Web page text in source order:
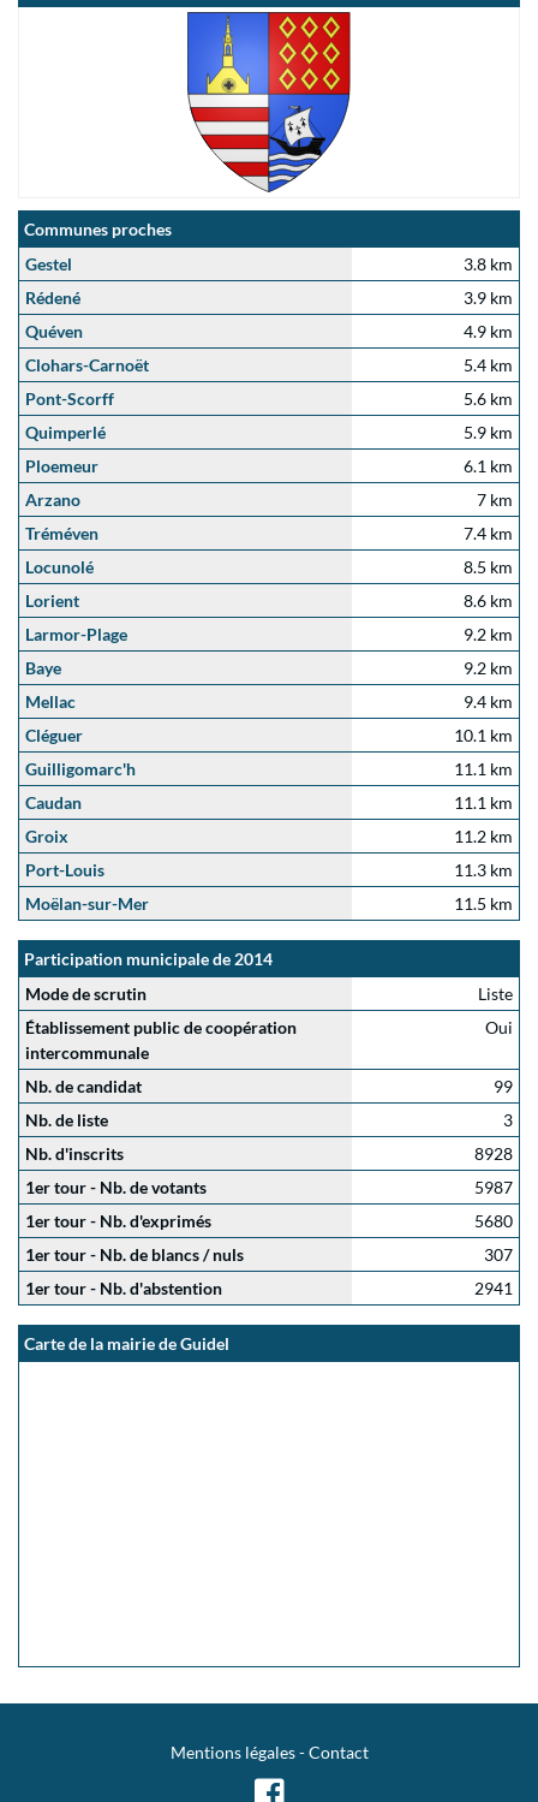
Communes proches
Gestel
3.8 km
Rédené
3.9 km
Quéven
4.9 km
Clohars-Carnoët
5.4 km
Pont-Scorff
5.6 km
Quimperlé
5.9 km
Ploemeur
6.1 km
Arzano
7 km
Tréméven
7.4 km
Locunolé
8.5 km
Lorient
8.6 km
Larmor-Plage
9.2 km
Baye
9.2 km
Mellac
9.4 km
Cléguer
10.1 km
Guilligomarc'h
11.1 km
Caudan
11.1 km
Groix
11.2 km
Port-Louis
11.3 km
Moëlan-sur-Mer
11.5 km
Participation municipale de 2014
Mode de scrutin
Liste
Établissement public de coopération
intercommunale
Oui
Nb. de candidat
99
Nb. de liste
3
Nb. d'inscrits
8928
1er tour - Nb. de votants
5987
1er tour - Nb. d'exprimés
5680
1er tour - Nb. de blancs / nuls
307
1er tour - Nb. d'abstention
2941
Carte de la mairie de Guidel
Mentions légales-Contact